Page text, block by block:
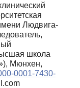
Людвига-
школа
Мюнхен,
0001-7430-